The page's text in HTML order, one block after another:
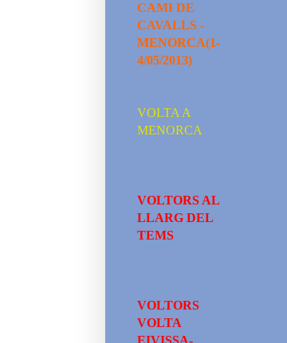
CAMI DE
CAVALLS -
MENORCA(1-
4/05/2013)
VOLTA A
MENORCA
VOLTORS AL
LLARG DEL
TEMS
VOLTORS
VOLTA
EIVISSA-